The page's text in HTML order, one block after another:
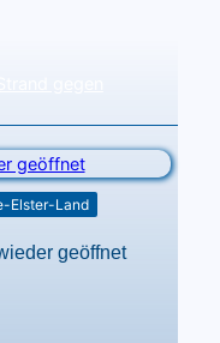
Elster-Land
geöffnet